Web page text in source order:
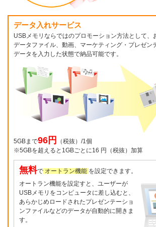
データ入れサービス
USBメモリならではのプロモーション方法として、
データファイル、動画、マーケティング・プレゼン
データを入力した状態で納品可能です。
5GBまで96円
（税抜）/1個
※5GBを超えると1GBごとに16 円（税抜）加算
無料で オートラン機能 を設定できます。
オートラン機能を設定すと、ユーザーが
USBメモリをコンピュータに差し込むと、
あらかじめロードされたプレゼンテーショ
ンファイルなどのデータが自動的に開きま
す。